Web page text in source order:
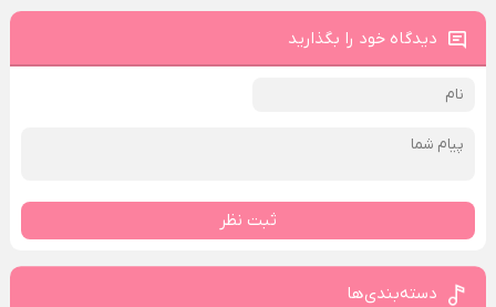
دیدگاه خود را بگذارید
ثبت نظر
دسته‌بندی‌ها